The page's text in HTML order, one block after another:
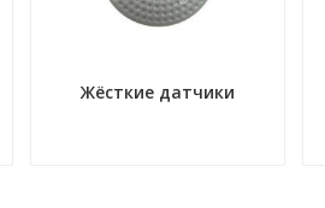
Жёсткие датчики